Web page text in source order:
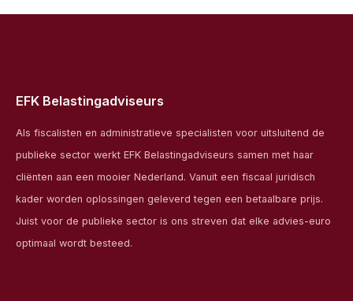
EFK Belastingadviseurs
Als fiscalisten en administratieve specialisten voor uitsluitend de
publieke sector werkt EFK Belastingadviseurs samen met haar
cliënten aan een mooier Nederland. Vanuit een fiscaal juridisch
kader worden oplossingen geleverd tegen een betaalbare prijs.
Juist voor de publieke sector is ons streven dat elke advies-euro
optimaal wordt besteed.